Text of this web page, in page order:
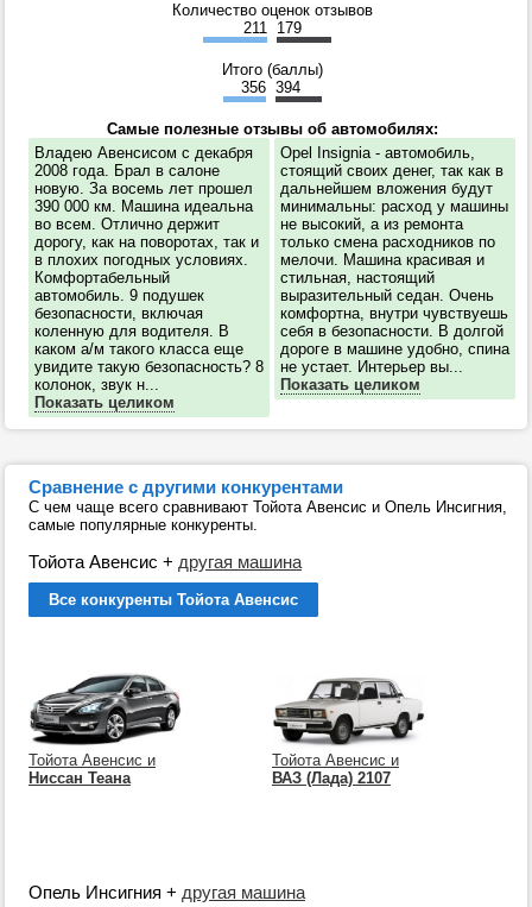
Количество оценок отзывов
211 179
Итого (баллы)
356 394
Самые полезные отзывы об автомобилях:
Владею Авенсисом с декабря
2008 года. Брал в салоне
новую. За восемь лет прошел
390 000 км. Машина идеальна
во всем. Отлично держит
дорогу, как на поворотах, так и
в плохих погодных условиях.
Комфортабельный
автомобиль. 9 подушек
безопасности, включая
коленную для водителя. В
каком а/м такого класса еще
увидите такую безопасность? 8
колонок, звук н...
Показать целиком
Opel Insignia - автомобиль,
стоящий своих денег, так как в
дальнейшем вложения будут
минимальны: расход у машины
не высокий, а из ремонта
только смена расходников по
мелочи. Машина красивая и
стильная, настоящий
выразительный седан. Очень
комфортна, внутри чувствуешь
себя в безопасности. В долгой
дороге в машине удобно, спина
не устает. Интерьер вы...
Показать целиком
Сравнение с другими конкурентами
С чем чаще всего сравнивают Тойота Авенсис и Опель Инсигния,
самые популярные конкуренты.
Тойота Авенсис + другая машина
Все конкуренты Тойота Авенсис
Тойота Авенсис и
Ниссан Теана
Тойота Авенсис и
ВАЗ (Лада) 2107
Опель Инсигния + другая машина